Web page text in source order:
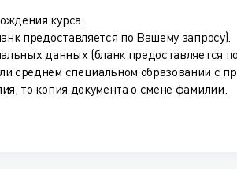
курса:
предоставляется по Вашему запросу).
данных (бланк предоставляется
среднем специальном образовании с
то копия документа о смене фамилии.